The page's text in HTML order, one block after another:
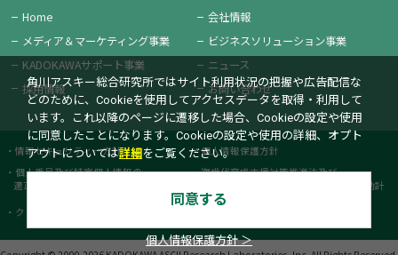
Home
会社情報
メディア＆マーケティング事業 ビジネスソリューション事業
KADOKAWAサポート事業
ニュース
採用情報
お問い合わせ
情報セキュリティー方針
個人情報保護方針
個人番号及び特定個人情報の
適正な取扱いに関する基本方針
次世代育成支援対策推進法及び
女性活躍推進法に基づく一般事業主行動計
画書
クッキーポリシー
角川アスキー総合研究所ではサイト利用状況の把握や広告配信な
どのために、Cookieを使用してアクセスデータを取得・利用して
います。これ以降のページに遷移した場合、Cookieの設定や使用
に同意したことになります。Cookieの設定や使用の詳細、オプト
アウトについては詳細 をご覧ください。
同意する
個人情報保護方針 ＞